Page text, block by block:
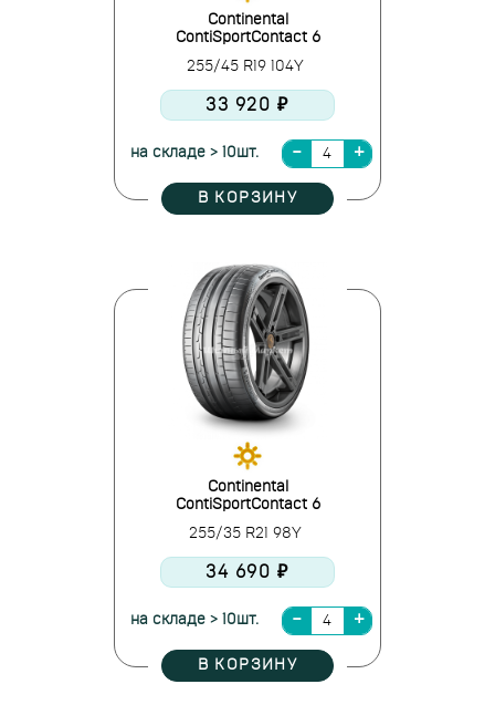
Continental
ContiSportContact 6
255/45 R19 104Y
33 920 ₽
на складе > 10шт.
В КОРЗИНУ
Continental
ContiSportContact 6
255/35 R21 98Y
34 690 ₽
на складе > 10шт.
В КОРЗИНУ